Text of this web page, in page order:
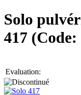
Solo
417 (Code:
Evaluation: